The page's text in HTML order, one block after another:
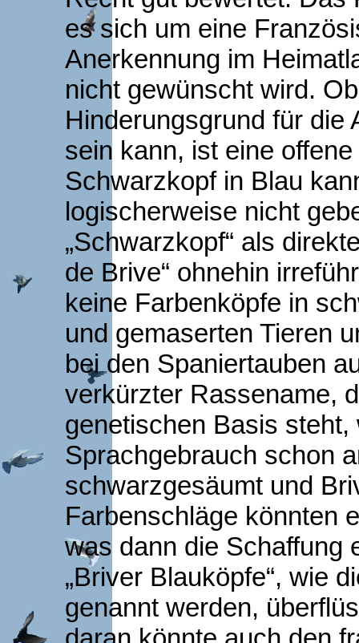
es sich um eine
Anerkennung im
nicht gewünscht wird.
Hinderungsgrund für die
sein kann, ist eine
Schwarzkopf in Blau
logischerweise nicht
„Schwarzkopf“ als
de Brive“ ohnehin
keine Farbenköpfe in
und gemaserten Tieren
bei den Spaniertauben
verkürzter Rassename,
genetischen Basis
Sprachgebrauch schon
schwarzgesäumt und
Farbenschläge könnten
was dann die Schaffung
„Briver Blauköpfe“, wie
genannt werden,